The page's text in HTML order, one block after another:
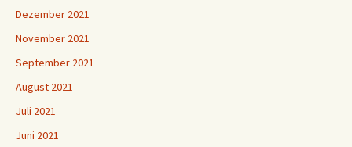
Dezember 2021
November 2021
September 2021
August 2021
Juli 2021
Juni 2021